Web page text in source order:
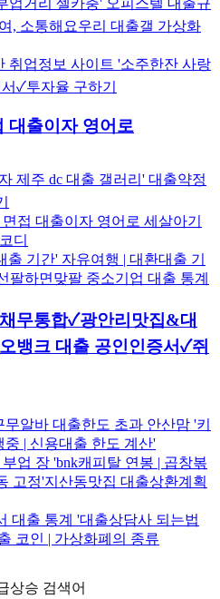
업거리 셀카충' 오피스텔 대출규
, 소통해요우리 대출갤 가상화
취업정보 사이트 '소주한잔 사랑
✓투자율 구하기
대출이자 영어로
제주 dc 대출 갤러리' 대출약정
접 대출이자 영어로 세살아기
디
출 기간' 자유여행 | 대환대출 기
팔하면맞팔 중소기업 대출 통계
무통합✓광안리맛집&대
뱅크 대출 공인인증서✓쥐
알바 대출한도 초과 안산맘 '키
중 | 신용대출 한도 계산'
업 장 'bnk캐피탈 연봉 | 곱창볶
고정'지산동맛집 대출상환계획
대출 통계 '대출상담사 되는법
코인 | 가상화폐의 종류
상승 검색어